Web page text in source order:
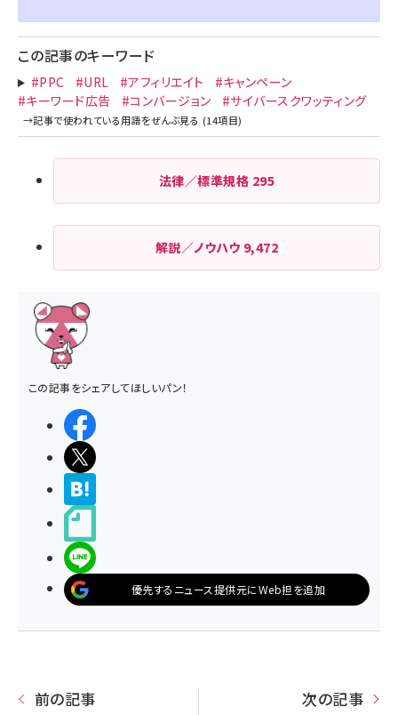
この記事のキーワード
#PPC #URL #アフィリエイト
#キャンペーン
#キーワード広告
#コンバージョン #サイバースクワッティング
法律／標準規格 295
解説／ノウハウ 9,472
この記事をシェアしてほしいパン！
優先するニュース提供元にWeb担を追加
前の記事 次の記事